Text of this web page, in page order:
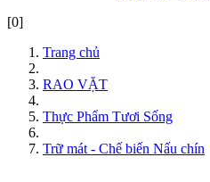
[0]
Trang chủ
RAO VẶT
Thực Phẩm Tươi Sống
Trữ mát - Chế biến Nấu chín